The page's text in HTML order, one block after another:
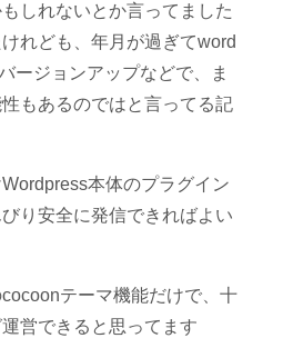
しれないとか言ってました
れども、年月が過ぎてword
ージョンアップなどで、ま
もあるのではと言ってる記
本体のプラグイン
り安全に発信できればよい
テーマ機能だけで、十
営できると思ってます